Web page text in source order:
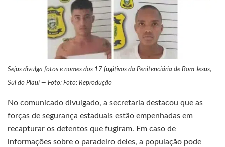
Sejus divulga fotos e nomes dos 17 fugitivos da Penitenciária de Bom Jesus,
Sul do Piauí — Foto: Foto: Reprodução
No comunicado divulgado, a secretaria destacou que as
forças de segurança estaduais estão empenhadas em
recapturar os detentos que fugiram. Em caso de
informações sobre o paradeiro deles, a população pode